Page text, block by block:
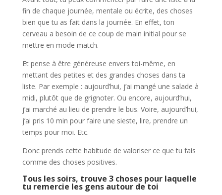
fin de chaque journée, mentale ou écrite, des choses
bien que tu as fait dans la journée. En effet, ton
cerveau a besoin de ce coup de main initial pour se
mettre en mode match.
Et pense à être généreuse envers toi-même, en
mettant des petites et des grandes choses dans ta
liste. Par exemple : aujourd’hui, j’ai mangé une salade à
midi, plutôt que de grignoter. Ou encore, aujourd’hui,
j’ai marché au lieu de prendre le bus. Voire, aujourd’hui,
j’ai pris 10 min pour faire une sieste, lire, prendre un
temps pour moi. Etc.
Donc prends cette habitude de valoriser ce que tu fais
comme des choses positives.
Tous les soirs, trouve 3 choses pour laquelle
tu remercie les gens autour de toi